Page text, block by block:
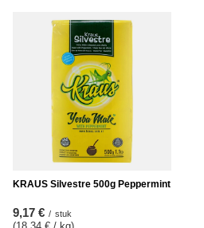
KRAUS Silvestre 500g Peppermint
9,17 € / stuk
(18,34 € / kg)